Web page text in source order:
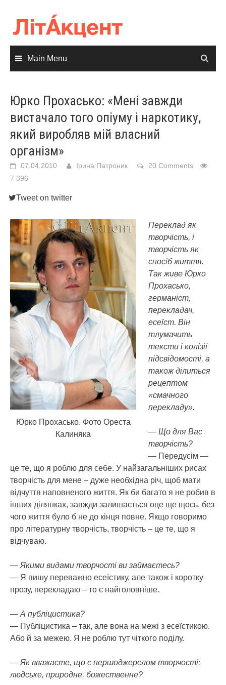
content
Main Menu
Юрко Прохасько: «Мені завжди
вистачало того опіуму і наркотику,
який виробляв мій власний
організм»
07.04.2010 Ірина Патроник
20 Comments
7 396
Tweet on twitter
Юрко Прохасько. Фото Ореста
Калиняка
Переклад як
творчість, і
творчість як
спосіб життя.
Так живе Юрко
Прохасько,
германіст,
перекладач,
есеїст. Він
тлумачить
тексти і колізії
підсвідомості, а
також ділиться
рецептом
«смачного
перекладу».
— Що для Вас
творчість?
— Передусім —
це те, що я роблю для себе. У найзагальніших рисах
творчість для мене – дуже необхідна річ, щоб мати
відчуття наповненого життя. Як би багато я не робив в
інших ділянках, завжди залишається оце ще щось, без
чого життя було б не до кінця повне. Якщо говоримо
про літературну творчість, творчість – це те, що я
відчуваю.
— Якими видами творчості ви займаєтесь?
— Я пишу переважно есеїстику, але також і коротку
прозу, перекладаю – то є найголовніше.
— А публіцистика?
— Публіцистика – так, але вона на межі з есеїстикою.
Або й за межею. Я не роблю тут чіткого поділу.
— Як вважаєте, що є першоджерелом творчості:
людське, природне, божественне?